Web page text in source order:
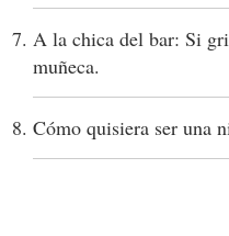
A la chica del bar: Si
muñeca.
Cómo quisiera ser una